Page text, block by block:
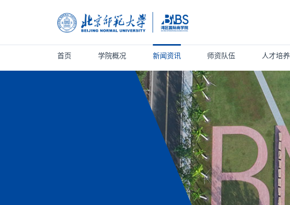
首页 学院概况 新闻资讯 师资队伍 人才培养